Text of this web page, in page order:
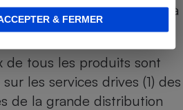
& FERMER
(MDD) sont comparés à
leurs concurrents.
de tous les produits sont
les services drives (1) des
de la grande distribution